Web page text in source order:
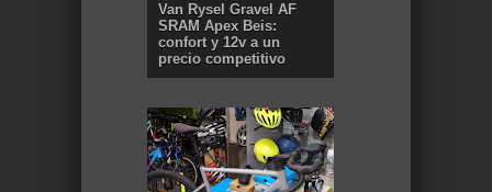
Van Rysel Gravel AF
SRAM Apex Beis:
confort y 12v a un
precio competitivo